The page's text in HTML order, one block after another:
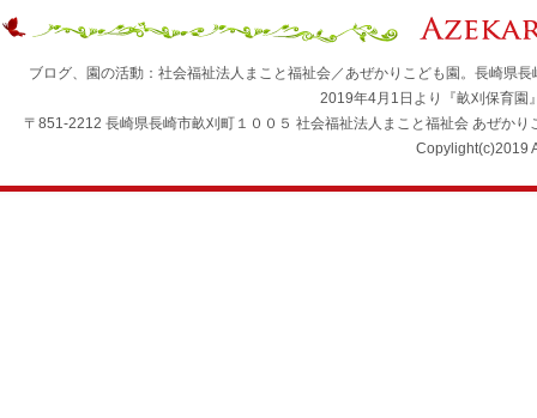
ブログ、園の活動：社会福祉法人まこと福祉会／あぜかりこども園。長崎
2019年4月1日より『畝刈保育園
〒851-2212 長崎県長崎市畝刈町１００５ 社会福祉法人まこと福祉会 あぜ
Copylight(c)2019